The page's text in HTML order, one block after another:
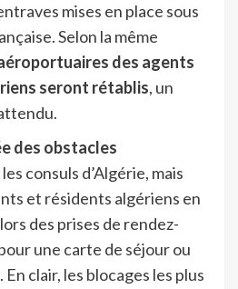
mises en place sous
Selon la même
des agents
seront rétablis, un
des obstacles
consuls d’Algérie, mais
et résidents algériens en
des prises de rendez-
une carte de séjour ou
clair, les blocages les plus